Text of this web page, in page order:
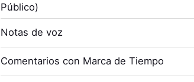
Público)
Notas de voz
Comentarios con Marca de Tiempo